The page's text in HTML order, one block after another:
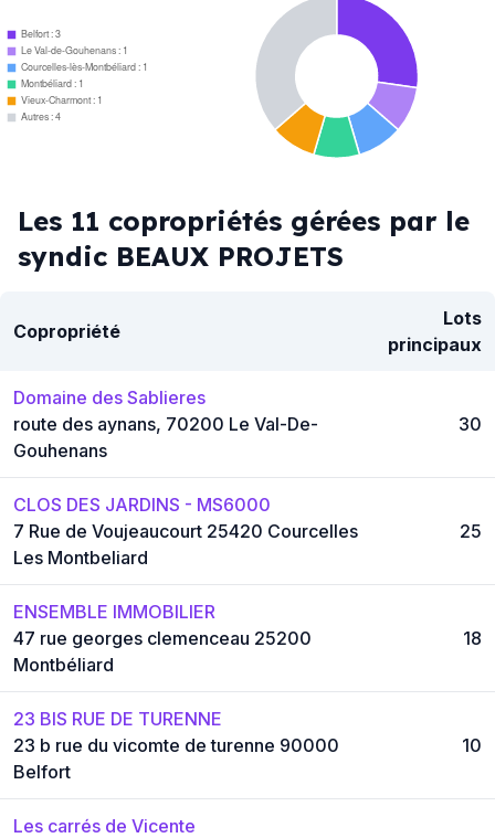
Belfort : 3
Le Val-de-Gouhenans : 1
Courcelles-lès-Montbéliard : 1
Montbéliard : 1
Vieux-Charmont : 1
Autres : 4
Les 11 copropriétés gérées par le
syndic BEAUX PROJETS
Copropriété
Lots
principaux
Domaine des Sablieres
route des aynans, 70200 Le Val-De-
Gouhenans
30
CLOS DES JARDINS - MS6000
7 Rue de Voujeaucourt 25420 Courcelles
Les Montbeliard
25
ENSEMBLE IMMOBILIER
47 rue georges clemenceau 25200
Montbéliard
18
23 BIS RUE DE TURENNE
23 b rue du vicomte de turenne 90000
Belfort
10
Les carrés de Vicente